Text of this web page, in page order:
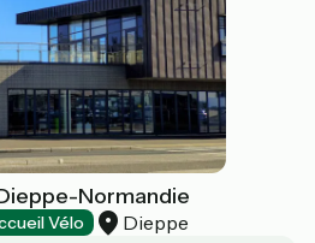
Normandie
Vélo Dieppe